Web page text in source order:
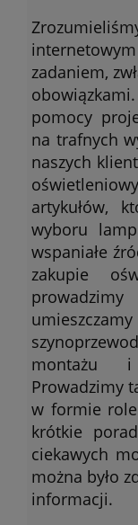
zadaniem,
pomocy
na trafnych
naszych
artykułów,
wyboru
wspaniałe
zakupie
montażu i
Prowadzimy
w formie
krótkie
ciekawych
można było
informacji.